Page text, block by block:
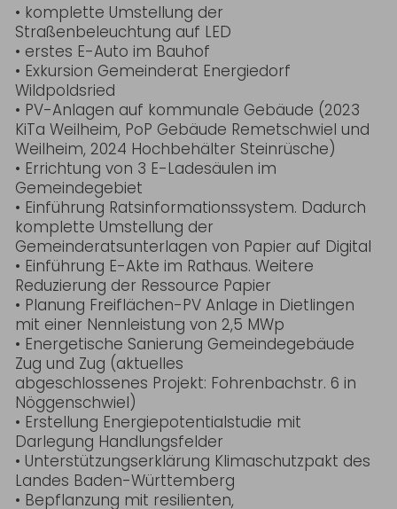
• komplette Umstellung der
Straßenbeleuchtung auf LED
• erstes E-Auto im Bauhof
• Exkursion Gemeinderat Energiedorf
Wildpoldsried
• PV-Anlagen auf kommunale Gebäude (2023
KiTa Weilheim, PoP Gebäude Remetschwiel und
Weilheim, 2024 Hochbehälter Steinrüsche)
• Errichtung von 3 E-Ladesäulen im
Gemeindegebiet
• Einführung Ratsinformationssystem. Dadurch
komplette Umstellung der
Gemeinderatsunterlagen von Papier auf Digital
• Einführung E-Akte im Rathaus. Weitere
Reduzierung der Ressource Papier
• Planung Freiflächen-PV Anlage in Dietlingen
mit einer Nennleistung von 2,5 MWp
• Energetische Sanierung Gemeindegebäude
Zug und Zug (aktuelles
abgeschlossenes Projekt: Fohrenbachstr. 6 in
Nöggenschwiel)
• Erstellung Energiepotentialstudie mit
Darlegung Handlungsfelder
• Unterstützungserklärung Klimaschutzpakt des
Landes Baden-Württemberg
• Bepflanzung mit resilienten,